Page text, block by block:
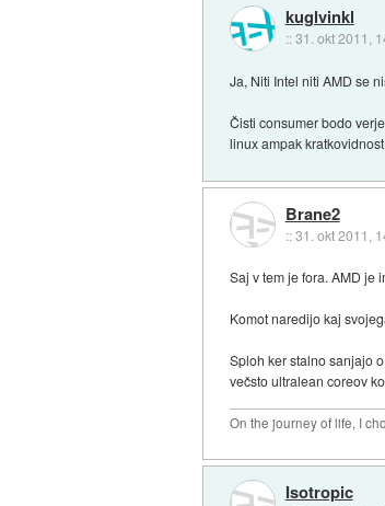
kuglvinkl
::31. okt 2011,
Ja, Niti Intel niti AMD se
Čisti consumer bodo
linux ampak
Brane2
::31. okt 2011,
Saj v tem je fora. AMD je
Komot naredijo kaj
Sploh ker stalno sanjajo
večsto ultralean coreov
On the journey of life, I
Isotropic